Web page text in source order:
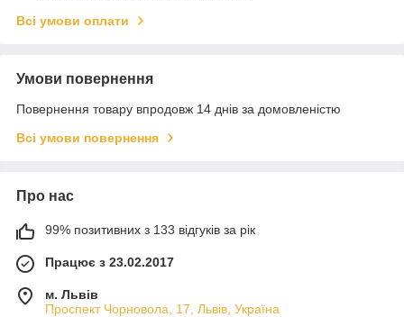
Всі умови оплати
Умови повернення
Повернення товару впродовж 14 днів за домовленістю
Всі умови повернення
Про нас
99% позитивних з 133 відгуків за рік
Працює з 23.02.2017
м. Львів
Проспект Чорновола, 17, Львів, Україна